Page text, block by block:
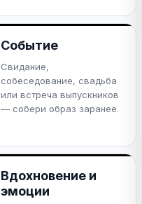
Событие
Свидание,
собеседование, свадьба
или встреча выпускников
— собери образ заранее.
Вдохновение и
эмоции